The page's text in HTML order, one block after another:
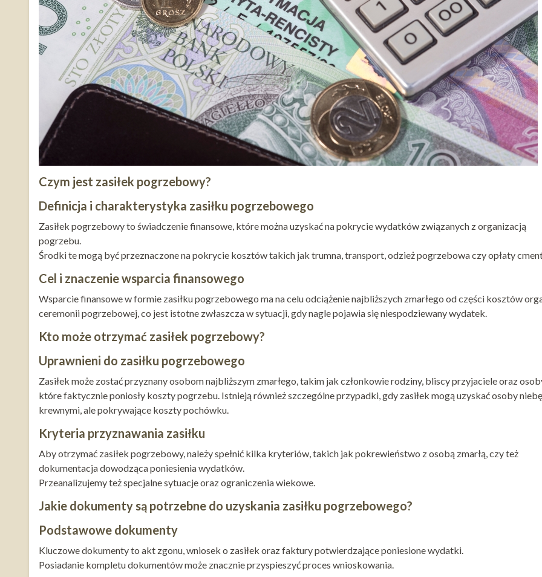
Czym jest zasiłek pogrzebowy?
Definicja i charakterystyka zasiłku pogrzebowego
Zasiłek pogrzebowy to świadczenie finansowe, które można uzyskać na pokrycie wydatków związanych z organizacją
pogrzebu.
Środki te mogą być przeznaczone na pokrycie kosztów takich jak trumna, transport, odzież pogrzebowa czy opłaty
Cel i znaczenie wsparcia finansowego
Wsparcie finansowe w formie zasiłku pogrzebowego ma na celu odciążenie najbliższych zmarłego od części kosztów
ceremonii pogrzebowej, co jest istotne zwłaszcza w sytuacji, gdy nagle pojawia się niespodziewany wydatek.
Kto może otrzymać zasiłek pogrzebowy?
Uprawnieni do zasiłku pogrzebowego
Zasiłek może zostać przyznany osobom najbliższym zmarłego, takim jak członkowie rodziny, bliscy przyjaciele oraz
które faktycznie poniosły koszty pogrzebu. Istnieją również szczególne przypadki, gdy zasiłek mogą uzyskać osoby
krewnymi, ale pokrywające koszty pochówku.
Kryteria przyznawania zasiłku
Aby otrzymać zasiłek pogrzebowy, należy spełnić kilka kryteriów, takich jak pokrewieństwo z osobą zmarłą, czy też
dokumentacja dowodząca poniesienia wydatków.
Przeanalizujemy też specjalne sytuacje oraz ograniczenia wiekowe.
Jakie dokumenty są potrzebne do uzyskania zasiłku pogrzebowego?
Podstawowe dokumenty
Kluczowe dokumenty to akt zgonu, wniosek o zasiłek oraz faktury potwierdzające poniesione wydatki.
Posiadanie kompletu dokumentów może znacznie przyspieszyć proces wnioskowania.